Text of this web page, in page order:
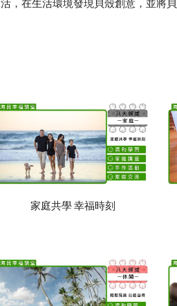
活，在生活環境發現貝殼創意，並將
家庭共學 幸福時刻